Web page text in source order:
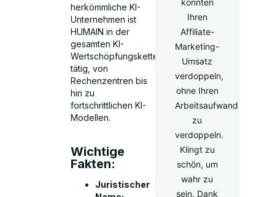
herkömmliche KI-
Unternehmen ist
HUMAIN in der
gesamten KI-
Wertschöpfungskette
tätig, von
Rechenzentren bis
hin zu
fortschrittlichen KI-
Modellen.
Wichtige
Fakten:
Juristischer
könnten
Ihren
Affiliate-
Marketing-
Umsatz
verdoppeln,
ohne Ihren
Arbeitsaufwand
zu
verdoppeln.
Klingt zu
schön, um
wahr zu
sein. Dank